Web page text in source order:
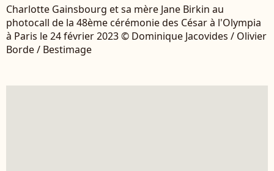
Charlotte Gainsbourg et sa mère Jane Birkin au
photocall de la 48ème cérémonie des César à l'Olympia
à Paris le 24 février 2023 © Dominique Jacovides / Olivier
Borde / Bestimage